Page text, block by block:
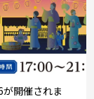
が開催されま